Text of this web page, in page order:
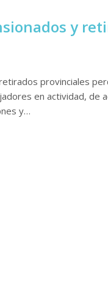
y
provinciales
en actividad, de
y…